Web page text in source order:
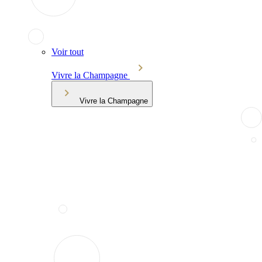
Voir tout
Vivre la Champagne
Vivre la Champagne